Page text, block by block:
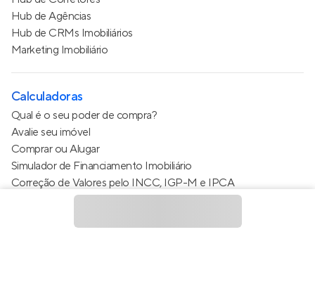
Hub de Agências
Hub de CRMs Imobiliários
Marketing Imobiliário
Calculadoras
Qual é o seu poder de compra?
Avalie seu imóvel
Comprar ou Alugar
Simulador de Financiamento Imobiliário
Correção de Valores pelo INCC, IGP-M e IPCA
Estimativa de valor do condomínio